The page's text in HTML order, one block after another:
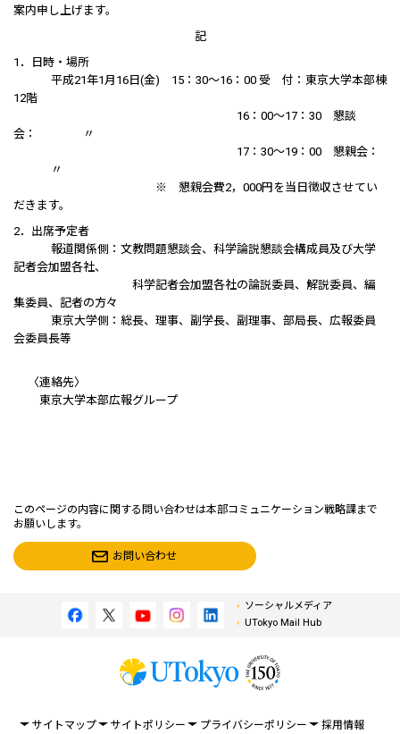
案内申し上げます。
記
1．日時・場所
平成21年1月16日(金) 15：30～16：00 受 付：東京大学本部棟
12階
16：00～17：30 懇談
会： 〃
17：30～19：00 懇親会：
〃
※ 懇親会費2，000円を当日徴収させてい
だきます。
2．出席予定者
報道関係側：文教問題懇談会、科学論説懇談会構成員及び大学
記者会加盟各社、
科学記者会加盟各社の論説委員、解説委員、編
集委員、記者の方々
東京大学側：総長、理事、副学長、副理事、部局長、広報委員
会委員長等
〈連絡先〉
東京大学本部広報グループ
このページの内容に関する問い合わせは本部コミュニケーション戦略課まで
お願いします。
お問い合わせ
ソーシャルメディア
UTokyo Mail Hub
サイトマップ サイトポリシー プライバシーポリシー 採用情報